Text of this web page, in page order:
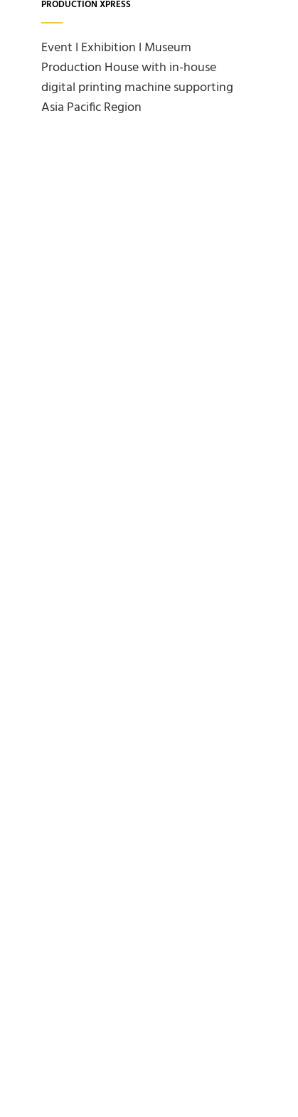
PRODUCTION XPRESS
Event l Exhibition l Museum
Production House with in-house
digital printing machine supporting
Asia Pacific Region